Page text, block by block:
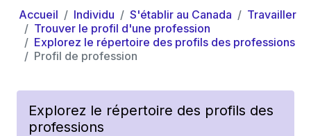
Accueil Individu S'établir au Canada
Travailler
Trouver le profil d'une profession
Explorez le répertoire des profils des professions
Profil de profession
Explorez le répertoire des profils des
professions